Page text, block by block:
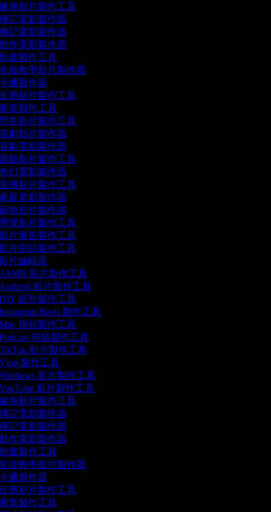
身影片製作工具
記電影製作器
記電影製作器
作電影製作器
畫製作工具
妝教學影片製作器
通製作器
應影片製作工具
業製作工具
答影片製作工具
劇影片製作器
劇電影製作器
藝影片製作工具
幻電影製作器
傳影片製作工具
庭電影製作器
物影片製作器
覽影片製作工具
片廣告製作工具
片拼貼製作工具
片編輯器
影片製作工具
影片製作工具
影片製作工具
Reels 製作工具
視頻製作工具
視頻製作工具
影片製作工具
製作工具
影片製作工具
影片製作工具
身影片製作工具
記電影製作器
記電影製作器
作電影製作器
畫製作工具
妝教學影片製作器
通製作器
應影片製作工具
業製作工具